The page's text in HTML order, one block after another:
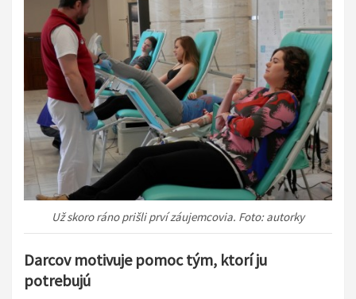
Už skoro ráno prišli prví záujemcovia. Foto: autorky
Darcov motivuje pomoc tým, ktorí ju
potrebujú